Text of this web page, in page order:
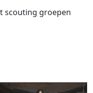
scouting groepen